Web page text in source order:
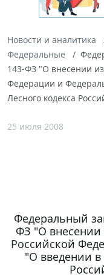
Новости и аналитика
Федеральные
143-ФЗ "О внесении
Федерации и
Лесного кодекса
25 июля 2008
Федеральный
ФЗ "О внесении
Российской
"О введении в